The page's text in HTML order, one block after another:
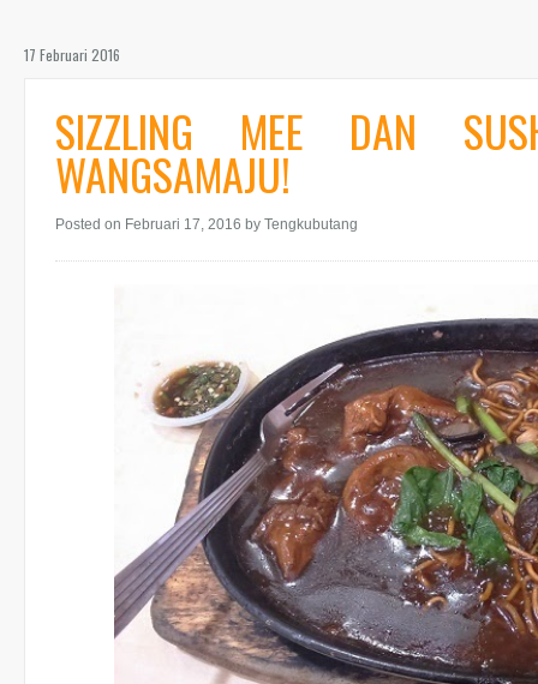
17 Februari 2016
SIZZLING MEE DAN
WANGSAMAJU!
Posted on Februari 17, 2016 by Tengkubutang